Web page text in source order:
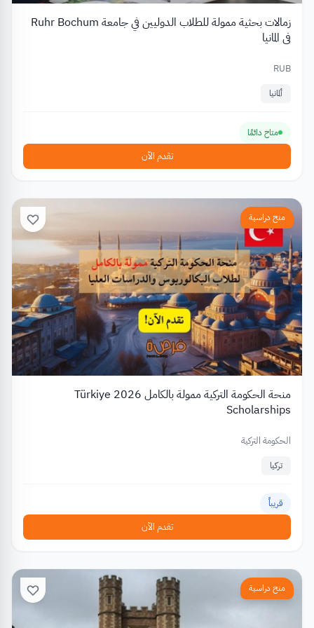
زمالات بحثية ممولة للطلاب الدوليين في جامعة Ruhr Bochum
في المانيا
RUB
ألمانيا
متاح دائمًا
تقدم الآن
منح دراسية
منحة الحكومة التركية ممولة بالكامل 2026 Türkiye
Scholarships
الحكومة التركية
تركيا
قريباً
تقدم الآن
منح دراسية